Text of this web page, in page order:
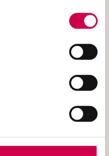
hyvänsä.